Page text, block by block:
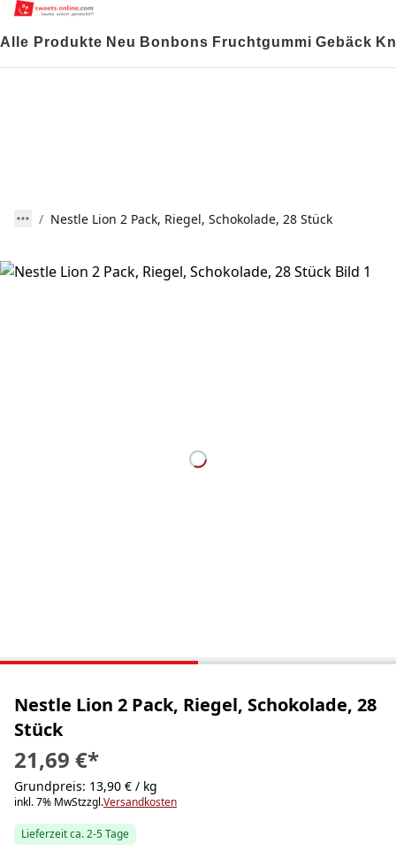
Alle Produkte Neu Bonbons Fruchtgummi Gebäck
Nestle Lion 2 Pack, Riegel, Schokolade, 28 Stück
Nestle Lion 2 Pack, Riegel, Schokolade, 28
Stück
21,69 €*
Grundpreis: 13,90 € / kg
inkl. 7% MwStzzgl.Versandkosten
Lieferzeit ca. 2-5 Tage